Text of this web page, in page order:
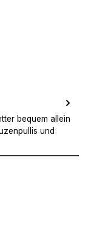
bequem allein
und